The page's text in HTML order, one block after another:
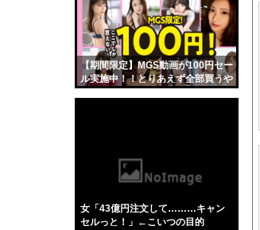
【期間限定】MGS動画が100円セー
ル実施中！！とりあえず全部買うや
女「43億円注文して………キャン
セルっと！」←こいつの目的